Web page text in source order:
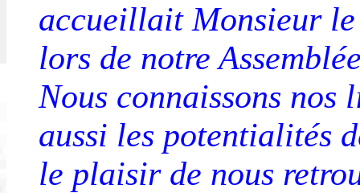
accueillait Monsieur
lors de notre
Nous connaissons
aussi les potentialités
le plaisir de nous